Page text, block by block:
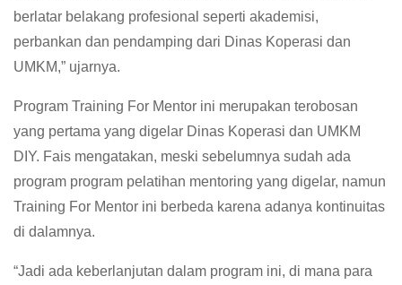
berlatar belakang profesional seperti akademisi,
perbankan dan pendamping dari Dinas Koperasi dan
UMKM,” ujarnya.
Program Training For Mentor ini merupakan terobosan
yang pertama yang digelar Dinas Koperasi dan UMKM
DIY. Fais mengatakan, meski sebelumnya sudah ada
program program pelatihan mentoring yang digelar, namun
Training For Mentor ini berbeda karena adanya kontinuitas
di dalamnya.
“Jadi ada keberlanjutan dalam program ini, di mana para